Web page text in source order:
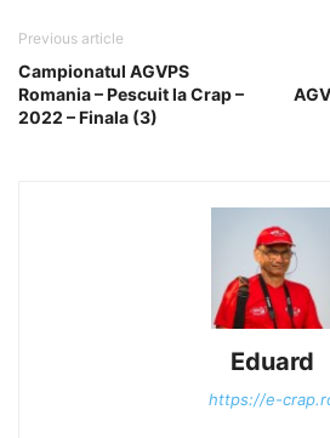
Previous article
Campionatul AGVPS
Romania – Pescuit la Crap –
2022 – Finala (3)
Eduard
https://e-